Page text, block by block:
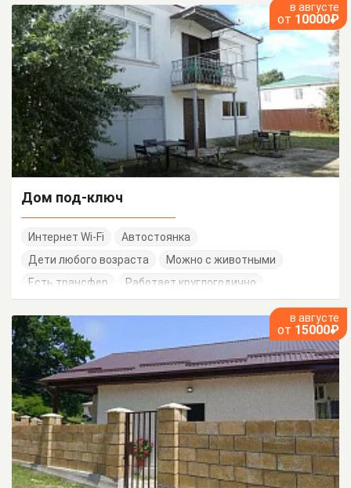
в августе
от 10000₽
Дом под-ключ
Интернет Wi-Fi
Автостоянка
Дети любого возраста
Можно с животными
Есть трансфер
Работает круглогодично
в августе
от 15000₽